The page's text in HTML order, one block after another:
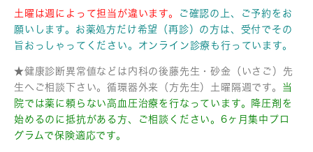
土曜は週によって担当が違います。
ご確認の上、ご予約をお
願いします。お薬処方だけ希望（再診）の方は、受付でその
旨おっしゃってください。オンライン診療も行っています。
★健康診断異常値などは内科の後藤先生・砂金（いさご）先
生へご相談下さい。循環器外来（方先生）土曜隔週です。 当
院では薬に頼らない高血圧治療を行なっています。降圧剤を
始めるのに抵抗がある方、ご相談ください。6ヶ月集中プロ
グラムで保険適応です。